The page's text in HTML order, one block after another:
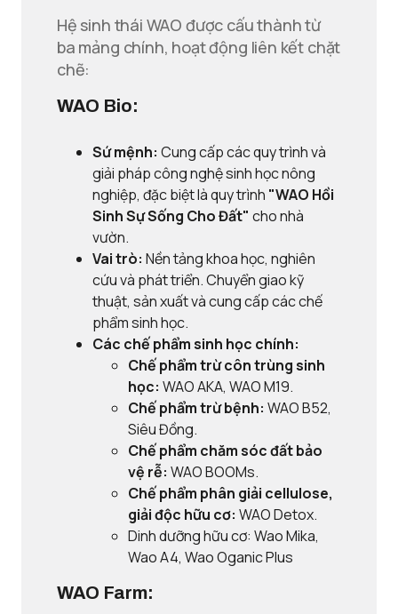
Hệ sinh thái WAO được cấu thành từ
ba mảng chính, hoạt động liên kết chặt
chẽ:
WAO Bio:
Sứ mệnh: Cung cấp các quy trình và
giải pháp công nghệ sinh học nông
nghiệp, đặc biệt là quy trình "WAO Hồi
Sinh Sự Sống Cho Đất" cho nhà
vườn.
Vai trò: Nền tảng khoa học, nghiên
cứu và phát triển. Chuyển giao kỹ
thuật, sản xuất và cung cấp các chế
phẩm sinh học.
Các chế phẩm sinh học chính:
Chế phẩm trừ côn trùng sinh
học: WAO AKA, WAO M19.
Chế phẩm trừ bệnh: WAO B52,
Siêu Đồng.
Chế phẩm chăm sóc đất bảo
vệ rễ: WAO BOOMs.
Chế phẩm phân giải cellulose,
giải độc hữu cơ: WAO Detox.
Dinh dưỡng hữu cơ: Wao Mika,
Wao A4, Wao Oganic Plus
WAO Farm: